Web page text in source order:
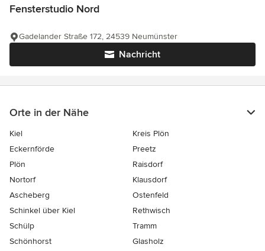
Fensterstudio Nord
Nachricht
Gadelander Straße 172, 24539 Neumünster
Orte in der Nähe
Kiel
Kreis Plön
Eckernförde
Preetz
Plön
Raisdorf
Nortorf
Klausdorf
Ascheberg
Ostenfeld
Schinkel über Kiel
Rethwisch
Schülp
Tramm
Schönhorst
Glasholz